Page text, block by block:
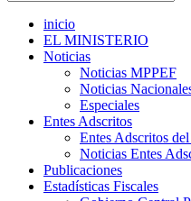
inicio
EL MINISTERIO
Noticias
Noticias MPPEF
Noticias
Especiales
Entes Adscritos
Entes Adscritos
Noticias Entes
Publicaciones
Estadísticas Fiscales